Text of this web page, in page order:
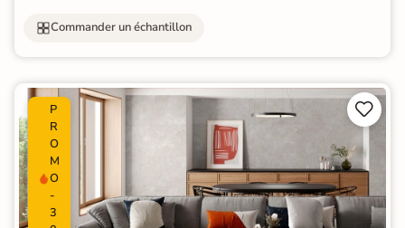
Commander un échantillon
P
R
O
M
O
-
3

